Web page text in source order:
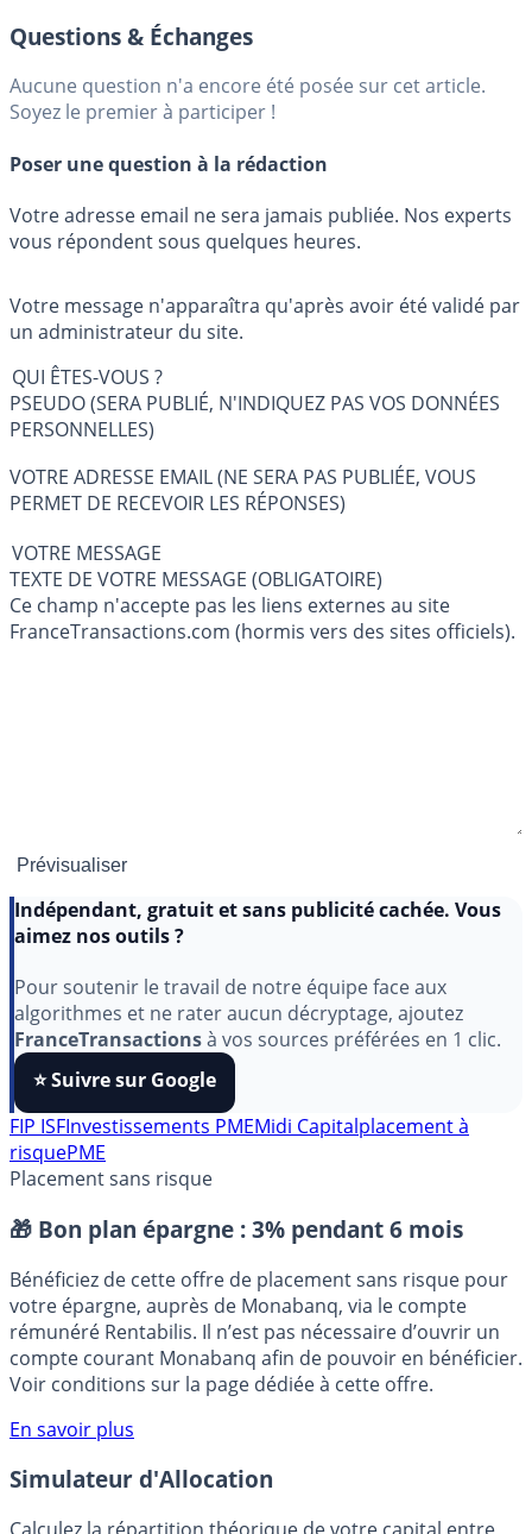
Questions & Échanges
Aucune question n'a encore été posée sur cet article.
Soyez le premier à participer !
Poser une question à la rédaction
Votre adresse email ne sera jamais publiée. Nos experts
vous répondent sous quelques heures.
Votre message n'apparaîtra qu'après avoir été validé par
un administrateur du site.
QUI ÊTES-VOUS ?
PSEUDO (SERA PUBLIÉ, N'INDIQUEZ PAS VOS DONNÉES
PERSONNELLES)
VOTRE ADRESSE EMAIL (NE SERA PAS PUBLIÉE, VOUS
PERMET DE RECEVOIR LES RÉPONSES)
VOTRE MESSAGE
TEXTE DE VOTRE MESSAGE (OBLIGATOIRE)
Ce champ n'accepte pas les liens externes au site
FranceTransactions.com (hormis vers des sites officiels).
Indépendant, gratuit et sans publicité cachée. Vous
Pour soutenir le travail de notre équipe face aux
algorithmes et ne rater aucun décryptage, ajoutez
FranceTransactionsà vos sources préférées en 1 clic.
⭐️ Suivre sur Google
FIP ISFInvestissements PME
risquePME
Placement sans risque
🎁 Bon plan épargne : 3% pendant 6 mois
Bénéficiez de cette offre de placement sans risque pour
votre épargne, auprès de Monabanq, via le compte
rémunéré Rentabilis. Il n’est pas nécessaire d’ouvrir un
compte courant Monabanq afin de pouvoir en bénéficier.
Voir conditions sur la page dédiée à cette offre.
En savoir plus
Simulateur d'Allocation